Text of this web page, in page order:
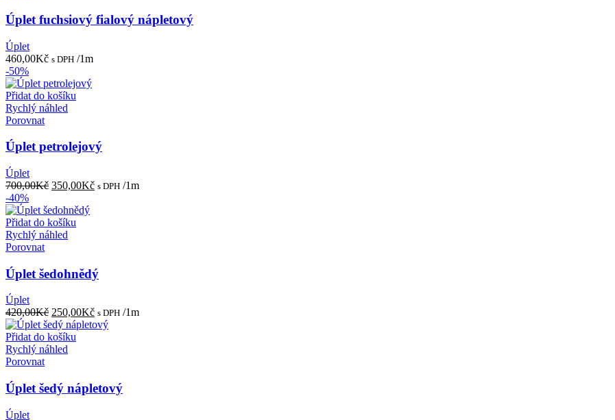
Úplet fuchsiový fialový nápletový
Úplet
460,00Kč s DPH /1m
-50%
Přidat do košíku
Rychlý náhled
Porovnat
Úplet petrolejový
Úplet
700,00Kč Původní
byla:
700,00Kč.
350,00KčAktuální
s DPH /1m
-40%
Přidat do košíku
Rychlý náhled
Porovnat
Úplet šedohnědý
Úplet
420,00Kč Původní
cena
byla:
420,00Kč.
250,00KčAktuální
cena
s DPH /1m
Přidat do košíku
Rychlý náhled
Porovnat
Úplet šedý nápletový
Úplet